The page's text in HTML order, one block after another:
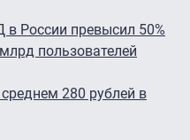
России превысил 50%
пользователей
280 рублей в